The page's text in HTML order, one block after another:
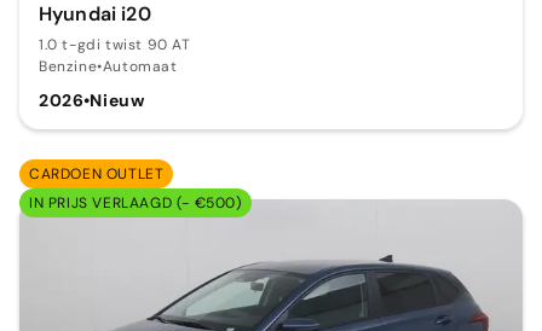
Hyundai i20
1.0 t-gdi twist 90 AT
Benzine•Automaat
2026•Nieuw
CARDOEN OUTLET
IN PRIJS VERLAAGD (- €500)